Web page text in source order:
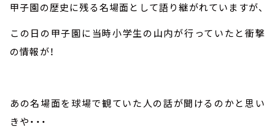
甲子園の歴史に残る名場面として語り継がれていますが、
この日の甲子園に当時小学生の山内が行っていたと衝撃
の情報が！
あの名場面を球場で観ていた人の話が聞けるのかと思い
きや・・・